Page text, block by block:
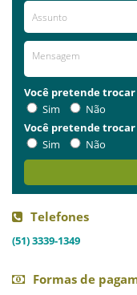
Você pretende trocar
Sim
Não
Você pretende trocar
Sim
Não
Telefones
(51) 3339-1349
Formas de